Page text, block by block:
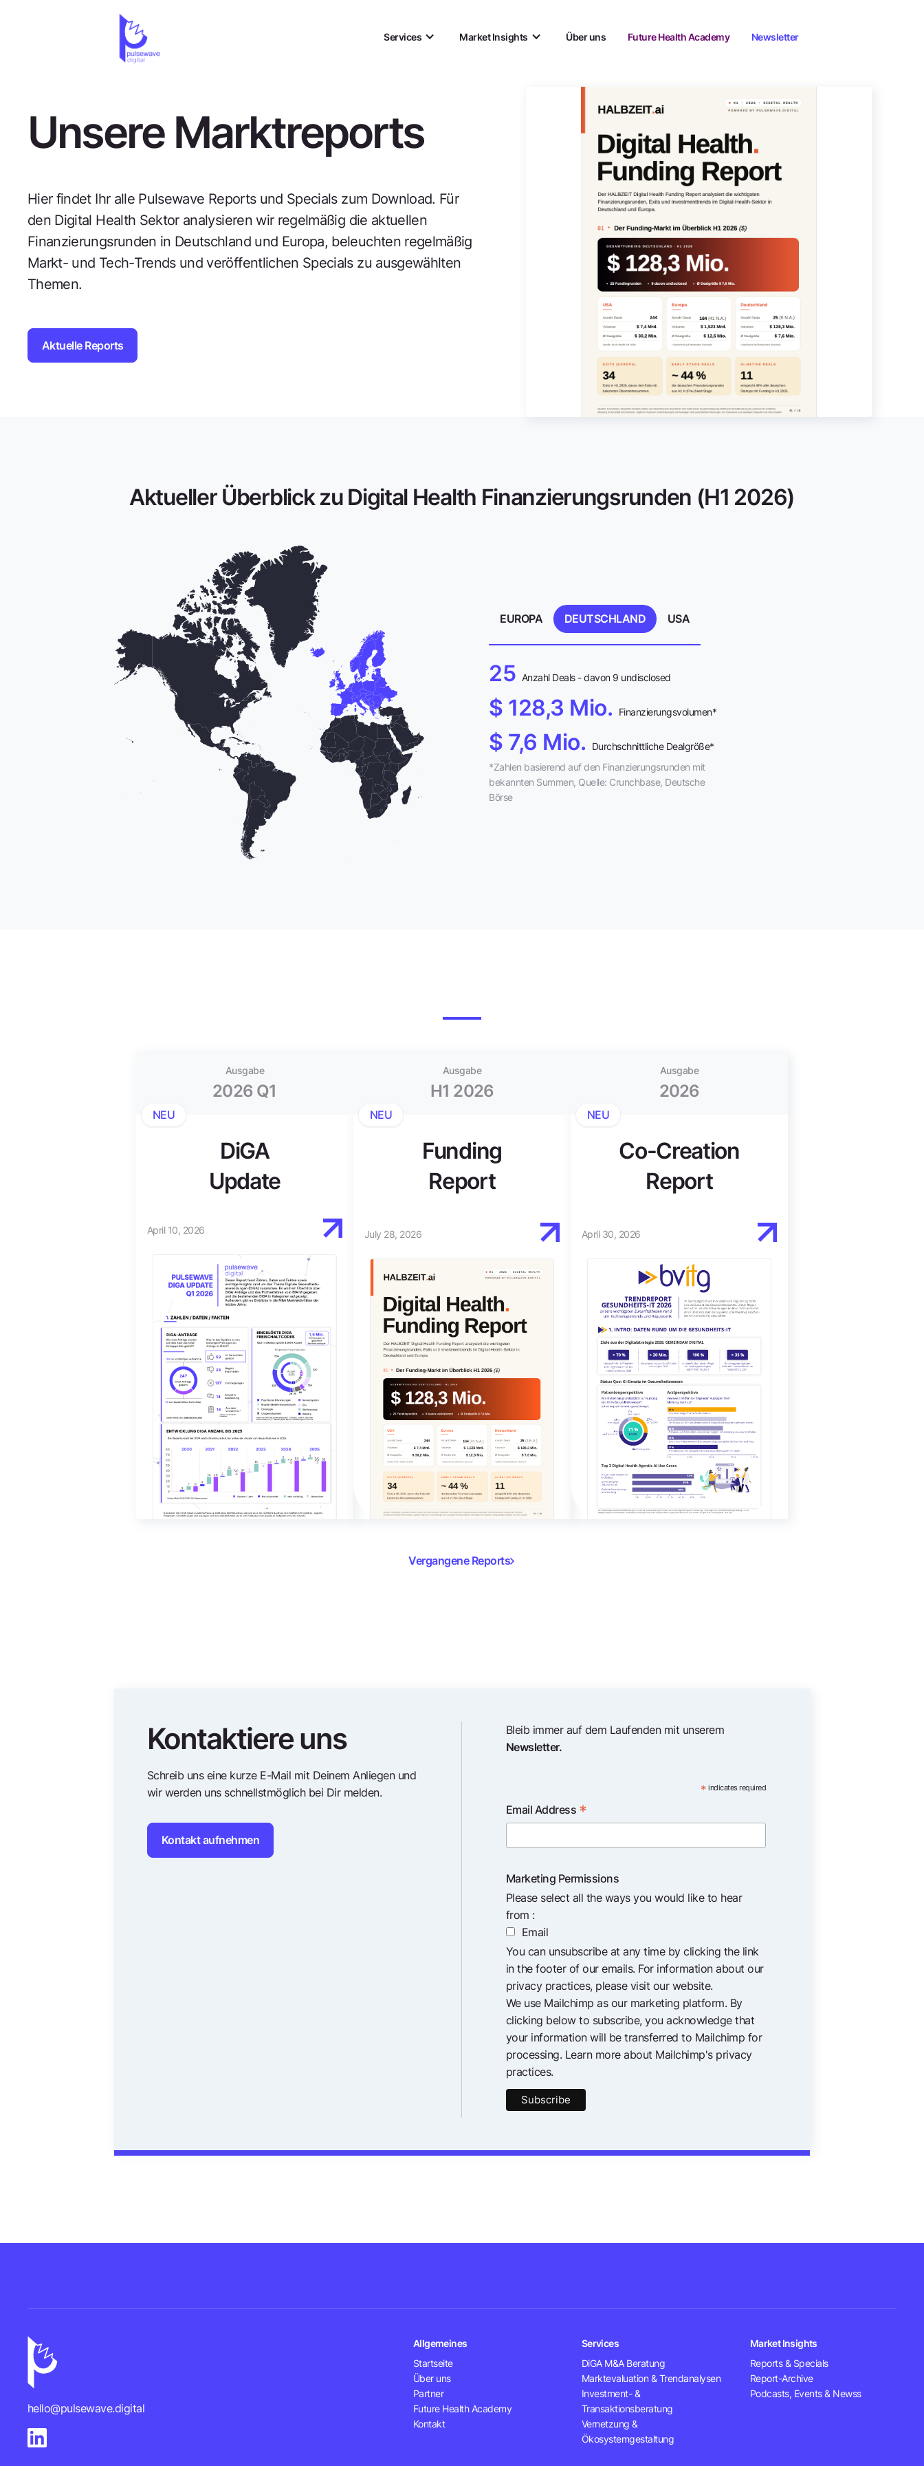
Services Market Insights Über uns Future Health Academy Newsletter
Unsere Marktreports
Hier findet Ihr alle Pulsewave Reports und Specials zum Download. Für
den Digital Health Sektor analysieren wir regelmäßig die aktuellen
Finanzierungsrunden in Deutschland und Europa, beleuchten regelmäßig
Markt- und Tech-Trends und veröffentlichen Specials zu ausgewählten
Themen.
Aktuelle Reports
Aktueller Überblick zu Digital Health Finanzierungsrunden (H1 2026)
EUROPA DEUTSCHLAND USA
25 Anzahl Deals - davon 9 undisclosed
$ 128,3 Mio. Finanzierungs­volumen*
$ 7,6 Mio.
Durchschnittliche Dealgröße*
*Zahlen basierend auf den Finanzierungsrunden mit
bekannten Summen, Quelle: Crunchbase, Deutsche
Börse
Ausgabe
2026 Q1
NEU
DiGA
Update
April 10, 2026
Ausgabe
H1 2026
NEU
Funding
Report
July 28, 2026
Ausgabe
2026
NEU
Co-Creation
Report
April 30, 2026
Vergangene Reports
Kontaktiere uns
Schreib uns eine kurze E-Mail mit Deinem Anliegen und
wir werden uns schnellstmöglich bei Dir melden.
Kontakt aufnehmen
Bleib immer auf dem Laufenden mit unserem
Newsletter.
* indicates required
Email Address *
Marketing Permissions
Please select all the ways you would like to hear
from :
Email
You can unsubscribe at any time by clicking the link
in the footer of our emails. For information about our
privacy practices, please visit our website.
We use Mailchimp as our marketing platform. By
clicking below to subscribe, you acknowledge that
your information will be transferred to Mailchimp for
processing. Learn moreabout Mailchimp's privacy
practices.
hello@pulsewave.digital
Allgemeines
Startseite
Über uns
Partner
Future Health Academy
Kontakt
Services
DiGA M&A Beratung
Marktevaluation & Trendanalysen
Investment- &
Transaktionsberatung
Vernetzung &
Ökosystemgestaltung
Market Insights
Reports & Specials
Report-Archive
Podcasts, Events & Newss